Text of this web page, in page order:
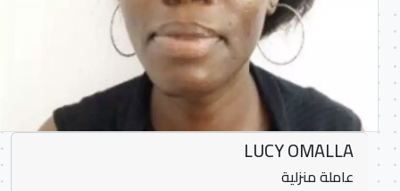
LUCY OMALLA
عاملة منزلية